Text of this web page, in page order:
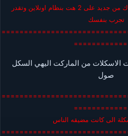
تم عمل سيستم كامل للاتاك من جديد على 2 هت بنظام اونلاين وتقدر
تجرب بنفسك
الاسكلات من الماركت اليهي السكل
صول
الى كانت مضيقه الناس